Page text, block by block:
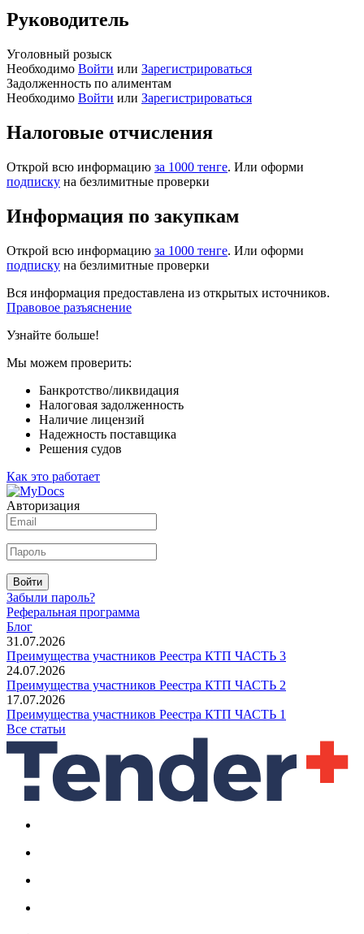
Руководитель
Уголовный розыск
Необходимо Войти или Зарегистрироваться
Задолженность по алиментам
Необходимо Войти или Зарегистрироваться
Налоговые отчисления
Открой всю информацию за 1000 тенге. Или оформи
подписку на безлимитные проверки
Информация по закупкам
Открой всю информацию за 1000 тенге. Или оформи
подписку на безлимитные проверки
Вся информация предоставлена из открытых источников.
Правовое разъяснение
Узнайте больше!
Мы можем проверить:
Банкротство/ликвидация
Налоговая задолженность
Наличие лицензий
Надежность поставщика
Решения судов
Как это работает
Авторизация
Войти
Забыли пароль?
Реферальная программа
Блог
31.07.2026
Преимущества участников Реестра КТП ЧАСТЬ 3
24.07.2026
Преимущества участников Реестра КТП ЧАСТЬ 2
17.07.2026
Преимущества участников Реестра КТП ЧАСТЬ 1
Все статьи